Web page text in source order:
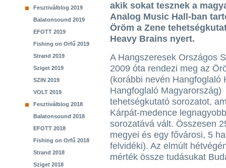
Fesztiválblog 2019
Balatonsound 2019
EFOTT 2019
Fishing on Orfű 2019
Strand 2019
Sziget 2019
SZIN 2019
VOLT 2019
Fesztiválblog 2018
Balatonsound 2018
EFOTT 2018
Fishing on Orfű 2018
Strand 2018
Sziget 2018
akik sokat tesznek a
Analog Music Hall-ban
Öröm a Zene
Heavy Brains nyert.
A Hangszeresek Országos
2009 óta rendezi meg az
(korábbi nevén Hangfoglaló
Hangfoglaló Magyarország)
tehetségkutató sorozatot,
Kárpát-medence
sorozatává vált. Összesen
megyei és egy fővárosi, 5
felvidéki). Az elmúlt
mérték össze tudásukat